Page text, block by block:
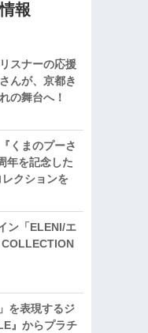
報
スナーの応援
んが、京都き
の舞台へ！
くまのプーさ
年を記念した
レクションを
ン「ELENI/エ
を表現するジ
』からプラチ